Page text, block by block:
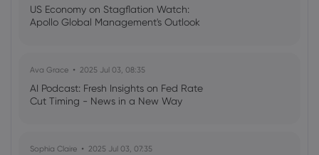
US Economy on Stagflation Watch:
Apollo Global Management's Outlook
Ava Grace 2025 Jul 03, 08:35
AI Podcast: Fresh Insights on Fed Rate
Cut Timing - News in a New Way
Sophia Claire 2025 Jul 03, 07:35